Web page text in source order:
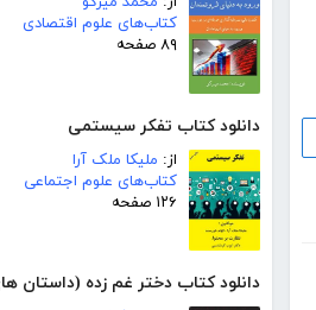
کتاب‌های علوم اقتصادی
۸۹ صفحه
دانلود کتاب تفکر سیستمی
از: ملیکا ملک آرا
کتاب‌های علوم اجتماعی
۱۲۶ صفحه
دانلود کتاب دختر غم زده (داستان